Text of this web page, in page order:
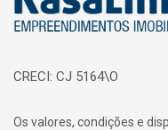
CRECI: CJ 5164\O
Os valores, condições e